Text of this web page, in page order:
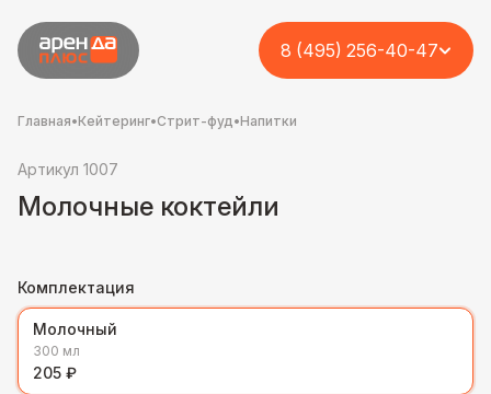
8 (495) 256-40-47
Главная•Кейтеринг•Стрит-фуд•Напитки
Артикул 1007
Молочные коктейли
Комплектация
Молочный
300 мл
205 ₽